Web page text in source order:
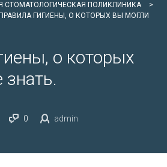
СТОМАТОЛОГИЧЕСКАЯ ПОЛИКЛИНИКА
>
ПРАВИЛА ГИГИЕНЫ, О КОТОРЫХ ВЫ МОГЛИ
о которых
0 admin